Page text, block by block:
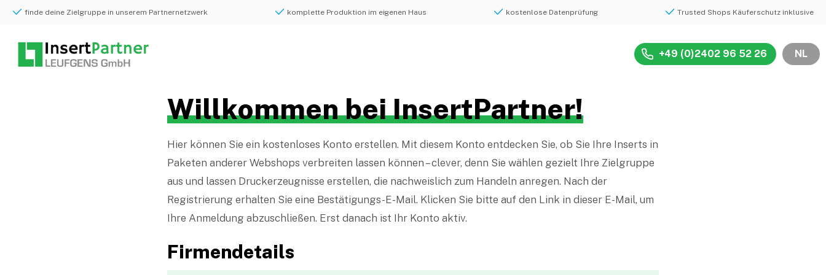
finde deine Zielgruppe in unserem Partnernetzwerk komplette Produktion im eigenen Haus kostenlose Datenprüfung Trusted Shops Käuferschutz inklusive
+49 (0)2402 96 52 26 NL
Willkommen bei InsertPartner!
Hier können Sie ein kostenloses Konto erstellen. Mit diesem Konto entdecken Sie, ob Sie Ihre Inserts in
Paketen anderer Webshops verbreiten lassen können – clever, denn Sie wählen gezielt Ihre Zielgruppe
aus und lassen Druckerzeugnisse erstellen, die nachweislich zum Handeln anregen. Nach der
Registrierung erhalten Sie eine Bestätigungs-E-Mail. Klicken Sie bitte auf den Link in dieser E-Mail, um
Ihre Anmeldung abzuschließen. Erst danach ist Ihr Konto aktiv.
Firmendetails